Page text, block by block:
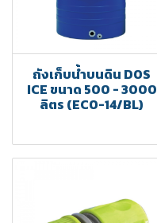
ถังเก็บน้ำบนดิน DOS
ICE ขนาด 500 - 3000
ลิตร (ECO-14/BL)